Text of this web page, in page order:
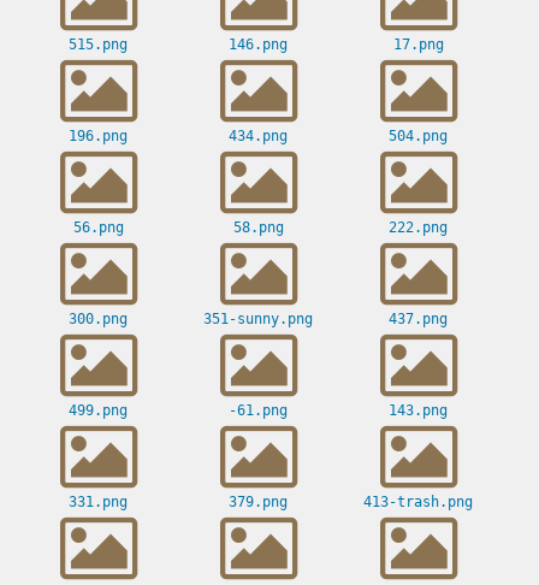
515.png 146.png 17.png
196.png 434.png 504.png
56.png 58.png 222.png
300.png 351-sunny.png 437.png
499.png -61.png 143.png
331.png 379.png 413-trash.png